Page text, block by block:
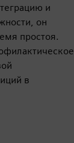
и
он
простоя.
в